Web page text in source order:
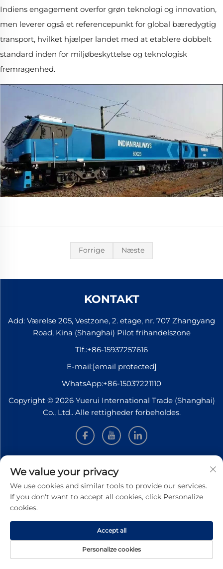
Indiens engagement overfor grøn teknologi og innovation,
men leverer også et referencepunkt for global bæredygtig
transport, hvilket hjælper landet med at etablere dobbelt
standard inden for miljøbeskyttelse og teknologisk
fremragenhed.
Forrige Næste
KONTAKT
Add: Værelse 205, Vestzone, 2. etage, nr. 707 Zhangyang
Road, Kina (Shanghai) Pilot frihandelszone
Tlf.:+86-15937257616
E-mail:[email protected]
WhatsApp:+86-15037221110
Copyright © 2026 Yuerui International Trade (Shanghai)
Co., Ltd.. Alle rettigheder forbeholdes.
INFORMATION
Tilmeld dig for at modtage vores ugentlige nyhedsbrev
Send
We value your privacy
We use cookies and similar tools to provide our services.
If you don't want to accept all cookies, click Personalize
cookies.
Personalize cookies
Accept all